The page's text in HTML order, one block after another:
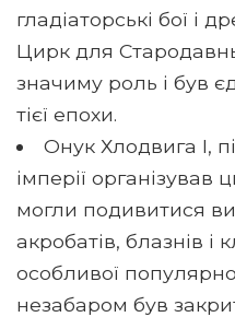
гладіаторські бої і
Цирк для
значиму роль і був
тієї епохи.
Онук Хлодвига I,
імперії
могли подивитися
акробатів, блазнів і
особливої
незабаром був